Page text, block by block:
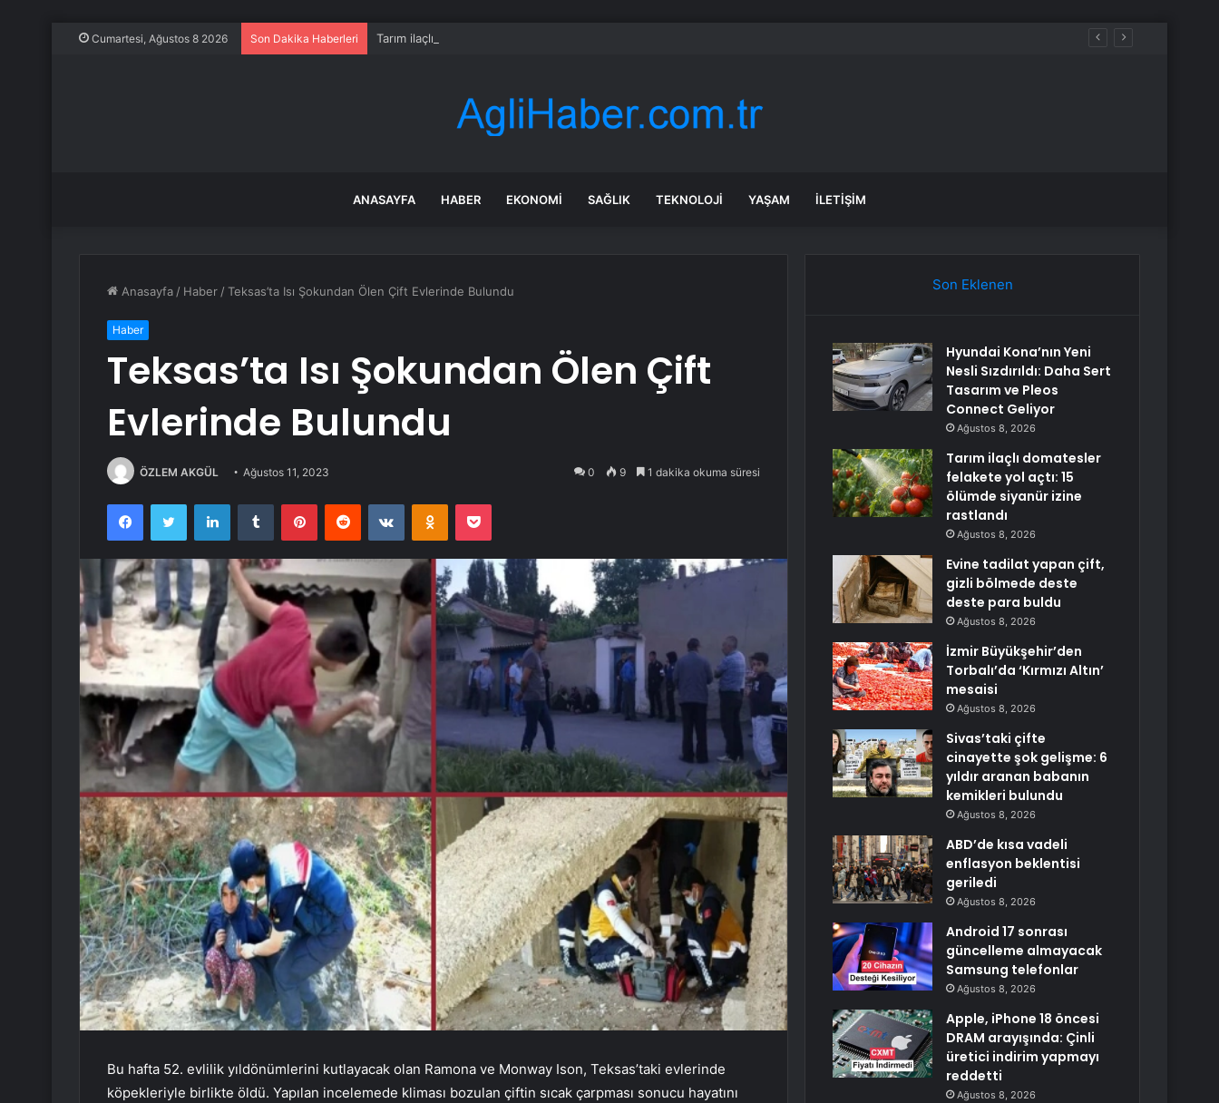
Cumartesi, Ağustos 8 2026 Son Dakika Haberleri Tarım ilaçlı domatesler felakete yol açtı: 15 ölümde siyanür izine rastlandı
ANASAYFA HABER EKONOMI SAĞLIK TEKNOLOJI YAŞAM İLETIŞIM
Anasayfa / Haber /Teksas’ta Isı Şokundan Ölen Çift Evlerinde Bulundu
Haber
Teksas’ta Isı Şokundan Ölen Çift
Evlerinde Bulundu
ÖZLEM AKGÜL Ağustos 11, 2023 0 9 1 dakika okuma süresi
FacebookTwitter LinkedInTumblr PinterestReddit VKontakteOdnoklassniki
Pocket
Bu hafta 52. evlilik yıldönümlerini kutlayacak olan Ramona ve Monway Ison, Teksas’taki evlerinde
köpekleriyle birlikte öldü. Yapılan incelemede kliması bozulan çiftin sıcak çarpması sonucu hayatını
Son Eklenen
Hyundai Kona’nın Yeni
Nesli Sızdırıldı: Daha Sert
Tasarım ve Pleos
Connect Geliyor
Ağustos 8, 2026
Tarım ilaçlı domatesler
felakete yol açtı: 15
ölümde siyanür izine
rastlandı
Ağustos 8, 2026
Evine tadilat yapan çift,
gizli bölmede deste
deste para buldu
Ağustos 8, 2026
İzmir Büyükşehir’den
Torbalı’da ‘Kırmızı Altın’
mesaisi
Ağustos 8, 2026
Sivas’taki çifte
cinayette şok gelişme: 6
yıldır aranan babanın
kemikleri bulundu
Ağustos 8, 2026
ABD’de kısa vadeli
enflasyon beklentisi
geriledi
Ağustos 8, 2026
Android 17 sonrası
güncelleme almayacak
Samsung telefonlar
Ağustos 8, 2026
Apple, iPhone 18 öncesi
DRAM arayışında: Çinli
üretici indirim yapmayı
reddetti
Ağustos 8, 2026